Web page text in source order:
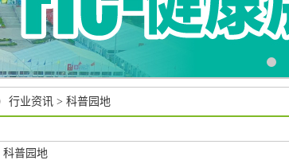
行业资讯 > 科普园地
科普园地